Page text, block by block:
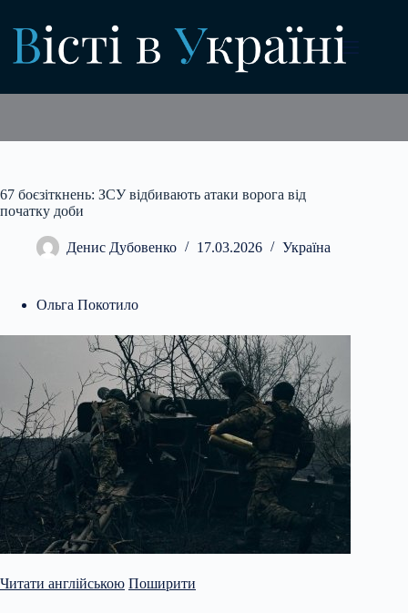
вмісту
67 боєзіткнень: ЗСУ відбивають атаки ворога від
початку доби
Денис Дубовенко 17.03.2026 Україна
Ольга Покотило
Читати англійською Поширити